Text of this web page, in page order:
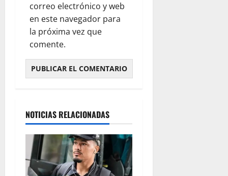
correo electrónico y web
en este navegador para
la próxima vez que
comente.
NOTICIAS RELACIONADAS